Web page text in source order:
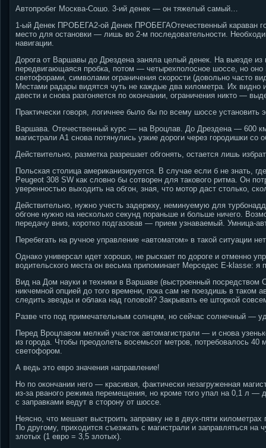
Автопробег Москва-Сошо. 3-ий денек — он тяжелый самый…
1-ый Денек ПРОБЕГА2-ой Денек ПРОБЕГАОтечественный караван
место для остановки — лишь во 2-м последовательности.
навигации.
Дорога от Варшавы до Дрездена заняла целый денек. На выезде
передвигающаяся пробка, потом — четырехполосное шоссе, но оно
светофорами, символами ограничения скорости (довольно часто
Местами радары видятся чуть не каждые два километра. Их видно
двести и снова разгоняется по окончании, ограничения никто —
Практически говоря, логичнее было бы по всему шоссе
Варшава. Отечественный курс — на Вроцлав. До Дрездена — 600
магистрали A1 снова потянулись узкие дороги через городишки со
Действительно, разметка разрешает обгонять, остается лишь
Польская столица американизируется. В случае если б не знать,
Peugeot 308 SW как словно бы сотворен для такового ритма. Он
уверенностью выходить на обгон, зная, что мотор даст столько,
Действительно, нужно учесть задержку, неминуемую для
обгоне нужно на несколько секунд пораньше и больше ничего.
передачу вниз, коротко подгазовав — прием узнаваемый. Умница-
Перебегать на ручное управление «автоматом» в такой ситуации
Однако универсал идет хорошо, не рыскает по дороге и отменно
водительского места он весьма припоминает Мерседес E-
Вид на Дом науки и техники в Варшаве (выстроенный
никчемной опцией до того времени, пока сам не поездишь в таком
следить звезды и облака над головой? Закрывать ее шторкой
Разве что под примечательным солнцем, но сейчас солнечный —
Перед Вроцлавом мелкий участок автомагистрали — и снова
из города. Чтобы преодолеть восемьсот метров, потребовалось
светофором.
А ведь это евро значения направление!
Но по окончании него — красивая, фактически незагруженная
из-за рваного режима перемещения, но кроме того упал на 0,1 л —
с заправками ведут в сторону от шоссе.
Неясно, что мешает выстроить заправку не в двух-пяти
По другому, приходится съезжать с магистрали и заправляться
злотых (1 евро = 3,5 злотых).